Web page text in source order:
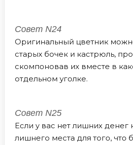
Совет N24
Оригинальный цветник
старых бочек и кастрюль,
скомпоновав их вместе в
отдельном уголке.
Совет N25
Если у вас нет лишних денег
лишнего места для того, что